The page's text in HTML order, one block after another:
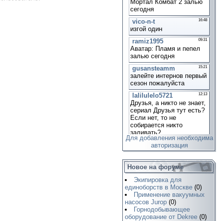
Для добавления необходима
авторизация
Новое на форуме
Экипировка для
единоборств в Москве (0)
Применение вакуумных
насосов Jurop (0)
Горнодобывающее
оборудование от Dekree (0)